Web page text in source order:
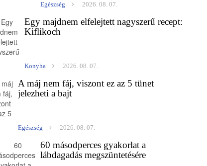
Egészség 2026. 08. 07.
Egy majdnem elfelejtett nagyszerű recept:
Kiflikoch
Konyha 2026. 08. 07.
A máj nem fáj, viszont ez az 5 tünet
jelezheti a bajt
Egészség 2026. 08. 07.
60 másodperces gyakorlat a
lábdagadás megszüntetésére